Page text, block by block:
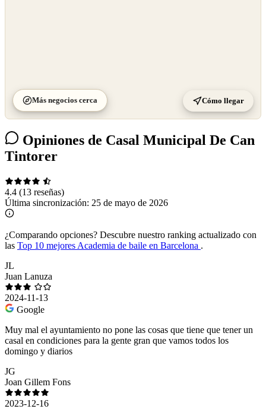
Más negocios cerca Cómo llegar
Opiniones de Casal Municipal De Can
Tintorer
4.4 (13 reseñas)
Última sincronización: 25 de mayo de 2026
¿Comparando opciones? Descubre nuestro ranking actualizado con
las Top 10 mejores Academia de baile en Barcelona .
JL
Juan Lanuza
2024-11-13
Google
Muy mal el ayuntamiento no pone las cosas que tiene que tener un
casal en condiciones para la gente gran que vamos todos los
domingo y diarios
JG
Joan Gillem Fons
2023-12-16